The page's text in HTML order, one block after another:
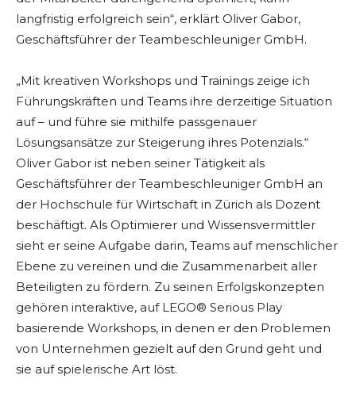
langfristig erfolgreich sein“, erklärt Oliver Gabor,
Geschäftsführer der Teambeschleuniger GmbH.
„Mit kreativen Workshops und Trainings zeige ich
Führungskräften und Teams ihre derzeitige Situation
auf – und führe sie mithilfe passgenauer
Lösungsansätze zur Steigerung ihres Potenzials.“
Oliver Gabor ist neben seiner Tätigkeit als
Geschäftsführer der Teambeschleuniger GmbH an
der Hochschule für Wirtschaft in Zürich als Dozent
beschäftigt. Als Optimierer und Wissensvermittler
sieht er seine Aufgabe darin, Teams auf menschlicher
Ebene zu vereinen und die Zusammenarbeit aller
Beteiligten zu fördern. Zu seinen Erfolgskonzepten
gehören interaktive, auf LEGO® Serious Play
basierende Workshops, in denen er den Problemen
von Unternehmen gezielt auf den Grund geht und
sie auf spielerische Art löst.